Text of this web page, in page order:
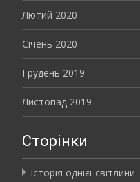
Лютий 2020
Січень 2020
Грудень 2019
Листопад 2019
Сторінки
Історія однієї світлини